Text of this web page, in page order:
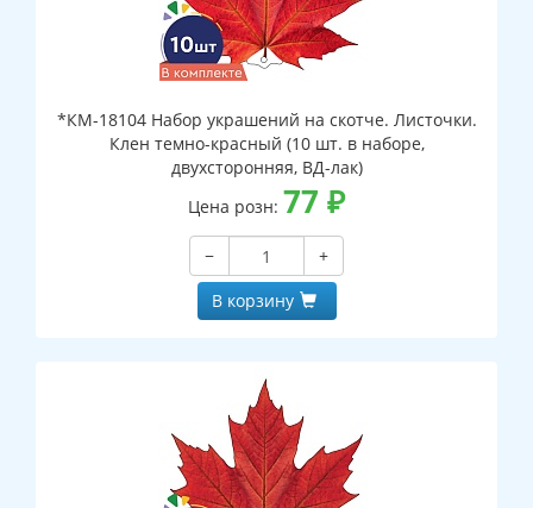
*КМ-18104 Набор украшений на скотче. Листочки.
Клен темно-красный (10 шт. в наборе,
двухсторонняя, ВД-лак)
Цена розн: 77 ₽
−
+
В корзину